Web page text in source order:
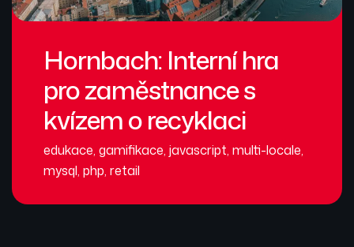
Hornbach: Interní hra
pro zaměstnance s
kvízem o recyklaci
edukace, gamifikace, javascript, multi-locale,
mysql, php, retail